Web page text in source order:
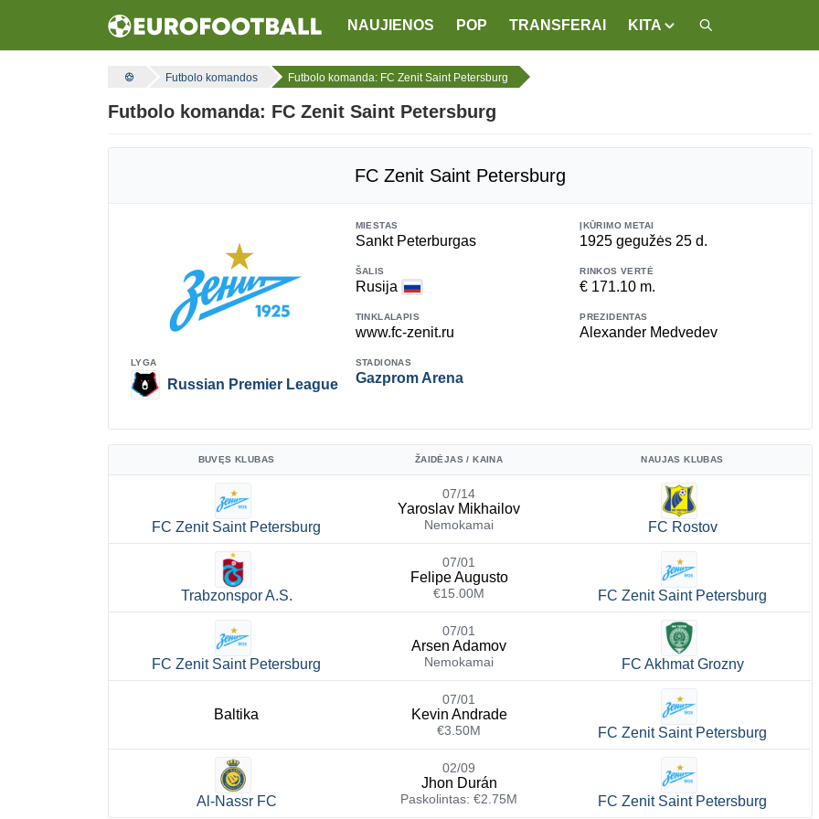
NAUJIENOS POP TRANSFERAI KITA
Futbolo komandos Futbolo komanda: FC Zenit Saint Petersburg
Futbolo komanda: FC Zenit Saint Petersburg
FC Zenit Saint Petersburg
MIESTAS
Sankt Peterburgas
ĮKŪRIMO METAI
1925 gegužės 25 d.
ŠALIS
Rusija
RINKOS VERTĖ
€ 171.10 m.
TINKLALAPIS
www.fc-zenit.ru
PREZIDENTAS
Alexander Medvedev
LYGA
Russian Premier League
STADIONAS
Gazprom Arena
BUVĘS KLUBAS ŽAIDĖJAS / KAINA NAUJAS KLUBAS
FC Zenit Saint Petersburg
07/14
Yaroslav Mikhailov
Nemokamai FC Rostov
Trabzonspor A.S.
07/01
Felipe Augusto
€15.00M FC Zenit Saint Petersburg
FC Zenit Saint Petersburg
07/01
Arsen Adamov
Nemokamai FC Akhmat Grozny
Baltika
07/01
Kevin Andrade
€3.50M FC Zenit Saint Petersburg
Al-Nassr FC
02/09
Jhon Durán
Paskolintas: €2.75M FC Zenit Saint Petersburg